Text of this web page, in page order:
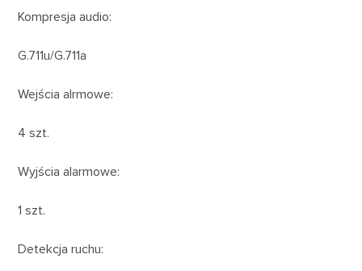
Kompresja audio:
G.711u/G.711a
Wejścia alrmowe:
4 szt.
Wyjścia alarmowe:
1 szt.
Detekcja ruchu: